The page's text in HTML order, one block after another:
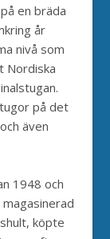
en bräda
år
nivå som
Nordiska
på det
även
1948 och
köpte